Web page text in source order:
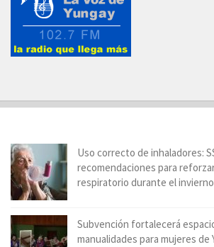
Uso correcto de inhaladores:
recomendaciones para
respiratorio durante el invierno
Subvención fortalecerá
manualidades para mujeres de